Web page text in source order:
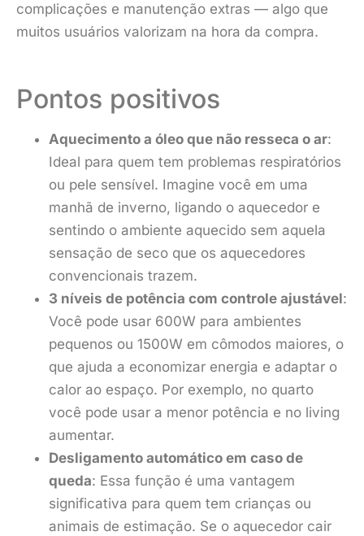
complicações e manutenção extras — algo que
muitos usuários valorizam na hora da compra.
Pontos positivos
Aquecimento a óleo que não resseca o ar:
Ideal para quem tem problemas respiratórios
ou pele sensível. Imagine você em uma
manhã de inverno, ligando o aquecedor e
sentindo o ambiente aquecido sem aquela
sensação de seco que os aquecedores
convencionais trazem.
3 níveis de potência com controle ajustável:
Você pode usar 600W para ambientes
pequenos ou 1500W em cômodos maiores, o
que ajuda a economizar energia e adaptar o
calor ao espaço. Por exemplo, no quarto
você pode usar a menor potência e no living
aumentar.
Desligamento automático em caso de
queda: Essa função é uma vantagem
significativa para quem tem crianças ou
animais de estimação. Se o aquecedor cair